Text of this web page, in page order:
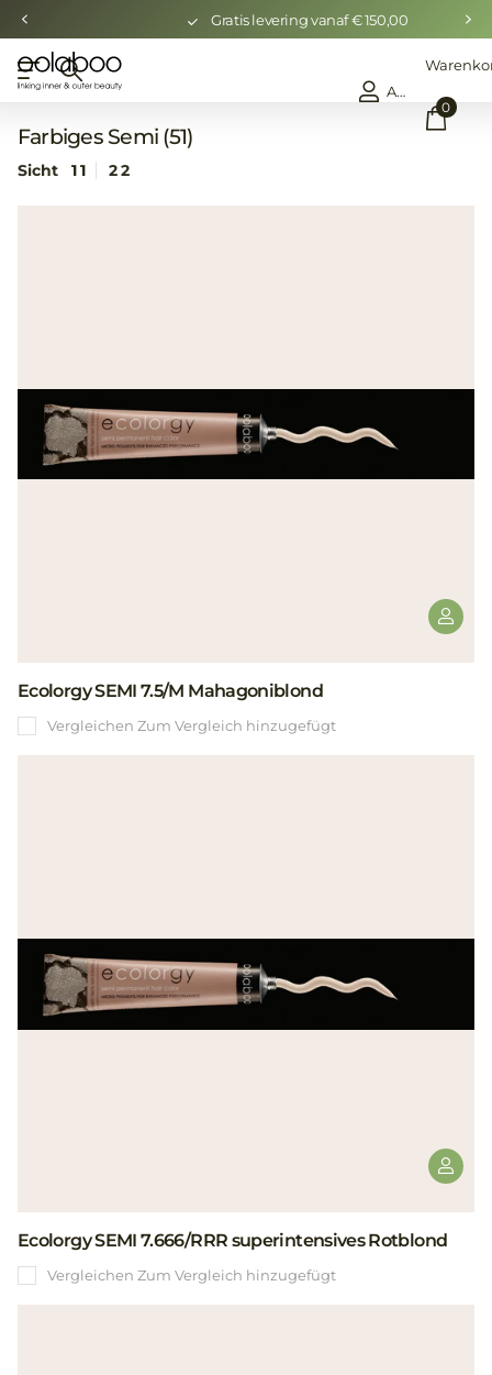
Gratis levering vanaf € 150,00
Anmelden
0
Farbiges Semi (51)
Sicht 11 22
Ecolorgy SEMI 7.5/M Mahagoniblond
Vergleichen Zum Vergleich hinzugefügt
Ecolorgy SEMI 7.666/RRR superintensives Rotblond
Vergleichen Zum Vergleich hinzugefügt